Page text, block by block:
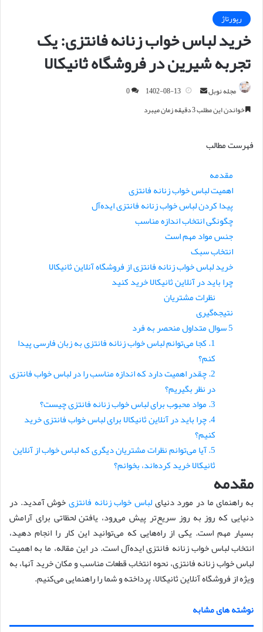
رپورتاژ
خرید لباس خواب زنانه فانتزی: یک
تجربه شیرین در فروشگاه ثانیکالا
مجله نوبل
م
ی
ل
1402-08-13
0
خواندن این مطلب 3 دقیقه زمان میبرد
فهرست مطالب
مقدمه
اهمیت لباس خواب زنانه فانتزی
پیدا کردن لباس خواب زنانه فانتزی ایده‌آل
چگونگی انتخاب اندازه مناسب
جنس مواد مهم است
انتخاب سبک
خرید لباس خواب زنانه فانتزی از فروشگاه آنلاین ثانیکالا
چرا باید در آنلاین ثانیکالا خرید کنید
نظرات مشتریان
نتیجه‌گیری
5 سوال متداول منحصر به فرد
1. کجا می‌توانم لباس خواب زنانه فانتزی به زبان فارسی پیدا
کنم؟
2. چقدر اهمیت دارد که اندازه مناسب را در لباس خواب فانتزی
در نظر بگیریم؟
3. مواد محبوب برای لباس خواب زنانه فانتزی چیست؟
4. چرا باید در آنلاین ثانیکالا برای لباس خواب فانتزی خرید
کنیم؟
5. آیا می‌توانم نظرات مشتریان دیگری که لباس خواب از آنلاین
ثانیکالا خرید کرده‌اند، بخوانم؟
مقدمه
به راهنمای ما در مورد دنیایلباس خواب زنانه فانتزیخوش آمدید. در
دنیایی که روز به روز سریع‌تر پیش می‌رود، یافتن لحظاتی برای آرامش
بسیار مهم است. یکی از راه‌هایی که می‌توانید این کار را انجام دهید،
انتخاب لباس خواب زنانه فانتزی ایده‌آل است. در این مقاله، ما به اهمیت
لباس خواب زنانه فانتزی، نحوه انتخاب قطعات مناسب و مکان خرید آنها، به
ویژه از فروشگاه آنلاین ثانیکالا، پرداخته و شما را راهنمایی می‌کنیم.
نوشته های مشابه